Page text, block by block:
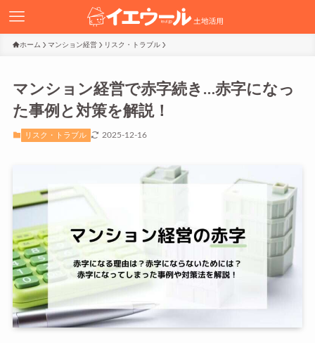
ホーム マンション経営 リスク・トラブル
マンション経営で赤字続き…赤字になっ
た事例と対策を解説！
リスク・トラブル 2025-12-16